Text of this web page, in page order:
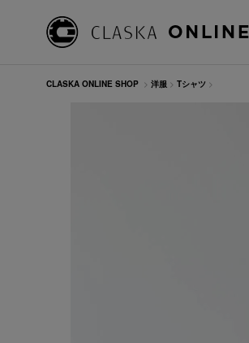
CLASKA ONLINE SHOP > 洋服 > Tシャツ >